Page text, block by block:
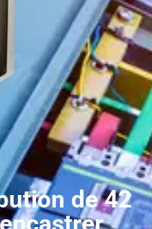
de 42